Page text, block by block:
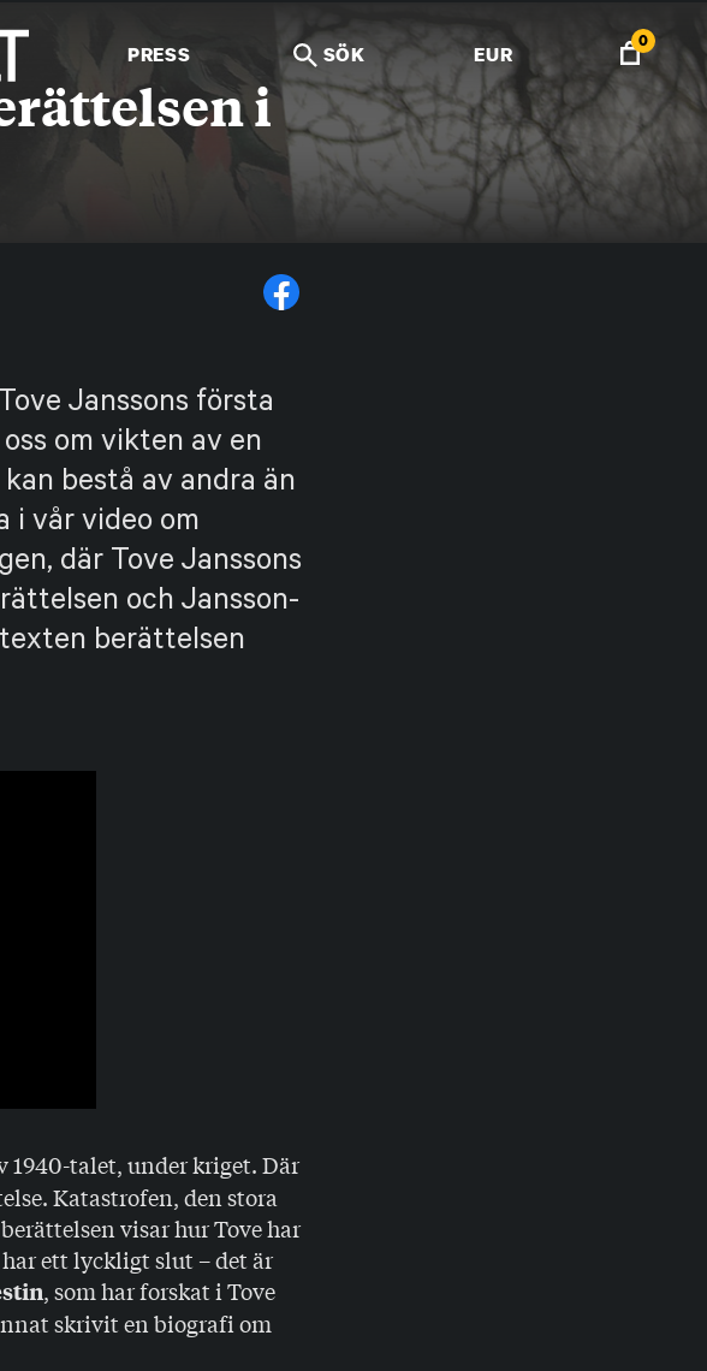
PRESS SÖK EUR
0
i
Janssons första
om vikten av en
bestå av andra än
i vår video om
där Tove Janssons
och Jansson-
berättelsen
1940-talet, under kriget.Där
Katastrofen, den stora
visar hur Tove har
ett lyckligt slut – det är
, som har forskat i Tove
skrivit en biografi om